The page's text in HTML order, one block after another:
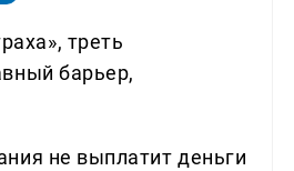
треть
барьер,
не выплатит деньги